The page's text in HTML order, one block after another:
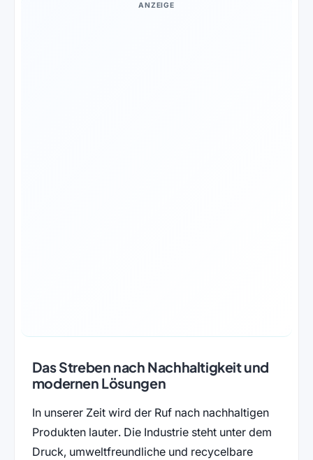
ANZEIGE
Das Streben nach Nachhaltigkeit und
modernen Lösungen
In unserer Zeit wird der Ruf nach nachhaltigen
Produkten lauter. Die Industrie steht unter dem
Druck, umweltfreundliche und recycelbare